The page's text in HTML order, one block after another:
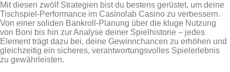
Mit diesen zwölf Strategien bist du bestens gerüstet, um deine
Tischspiel‑Performance im Casinolab Casino zu verbessern.
Von einer soliden Bankroll‑Planung über die kluge Nutzung
von Boni bis hin zur Analyse deiner Spielhistorie – jedes
Element trägt dazu bei, deine Gewinnchancen zu erhöhen und
gleichzeitig ein sicheres, verantwortungsvolles Spielerlebnis
zu gewährleisten.